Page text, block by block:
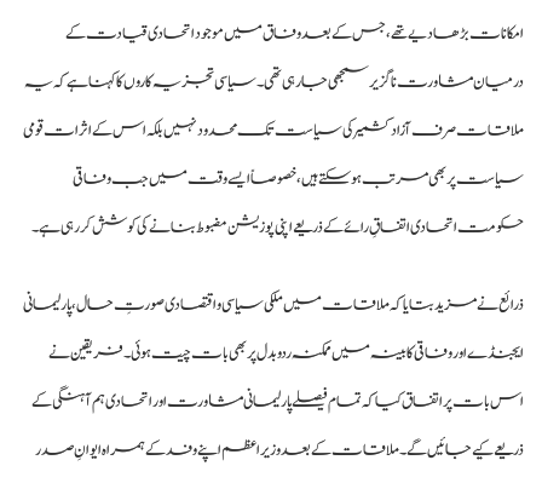
امکانات بڑھا دیے تھے، جس کے بعد وفاق میں موجود اتحادی قیادت کے
درمیان مشاورت ناگزیر سمجھی جا رہی تھی۔ سیاسی تجزیہ کاروں کا کہنا ہے کہ یہ
ملاقات صرف آزاد کشمیر کی سیاست تک محدود نہیں بلکہ اس کے اثرات قومی
سیاست پر بھی مرتب ہو سکتے ہیں، خصوصاً ایسے وقت میں جب وفاقی
حکومت اتحادی اتفاقِ رائے کے ذریعے اپنی پوزیشن مضبوط بنانے کی کوشش کر رہی ہے۔
ذرائع نے مزید بتایا کہ ملاقات میں ملکی سیاسی و اقتصادی صورتِ حال، پارلیمانی
ایجنڈے اور وفاقی کابینہ میں ممکنہ ردوبدل پر بھی بات چیت ہوئی۔ فریقین نے
اس بات پر اتفاق کیا کہ تمام فیصلے پارلیمانی مشاورت اور اتحادی ہم آہنگی کے
ذریعے کیے جائیں گے۔ ملاقات کے بعد وزیراعظم اپنے وفد کے ہمراہ ایوانِ صدر